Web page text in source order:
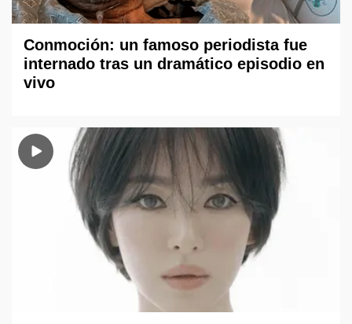
Conmoción: un famoso periodista fue
internado tras un dramático episodio en
vivo